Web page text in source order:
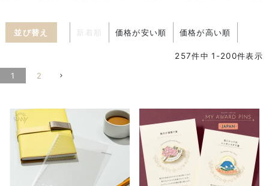
並び替え 価格が安い順 価格が高い順
257件中 1 -200件表示
1 2